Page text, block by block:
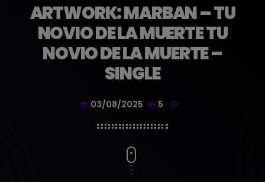
ARTWORK: MARBAN – TU
NOVIO DE LA MUERTE TU
NOVIO DE LA MUERTE –
SINGLE
today 03/08/2025 5